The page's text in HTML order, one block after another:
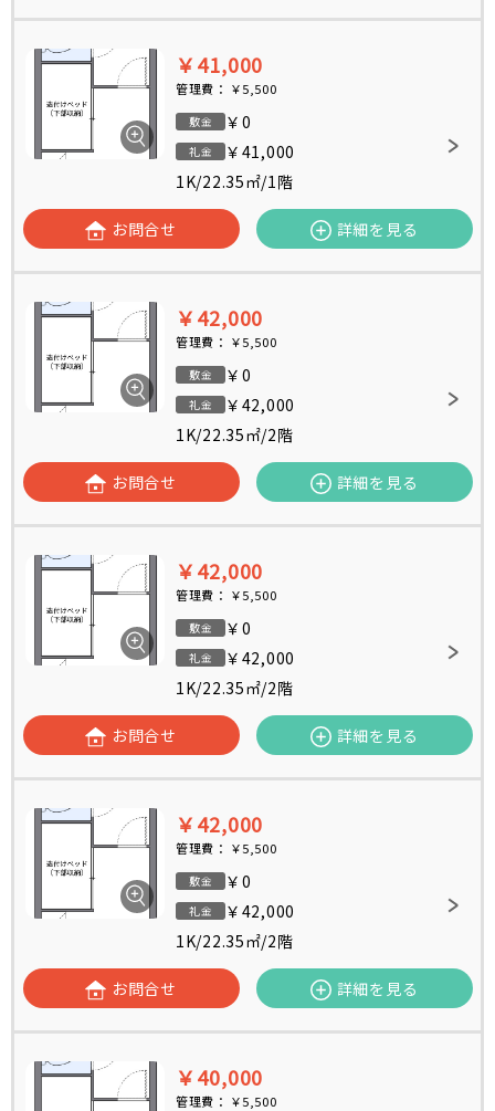
￥41,000
管理費： ￥5,500
敷金 ￥0
礼金
￥41,000
1K/22.35㎡/1階
お問合せ 詳細を見る
￥42,000
管理費： ￥5,500
敷金 ￥0
礼金
￥42,000
1K/22.35㎡/2階
お問合せ 詳細を見る
￥42,000
管理費： ￥5,500
敷金 ￥0
礼金
￥42,000
1K/22.35㎡/2階
お問合せ 詳細を見る
￥42,000
管理費： ￥5,500
敷金 ￥0
礼金
￥42,000
1K/22.35㎡/2階
お問合せ 詳細を見る
￥40,000
管理費： ￥5,500